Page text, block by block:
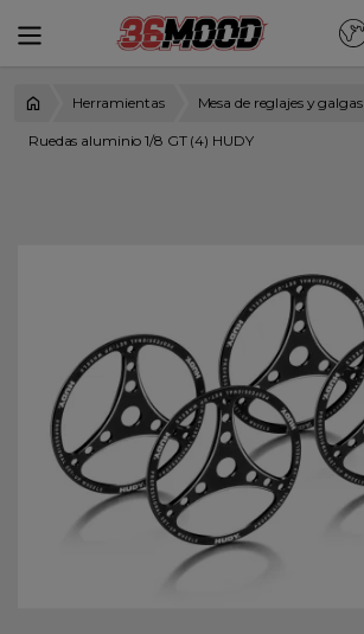
Herramientas Mesa de reglajes y galgas
Ruedas aluminio 1/8 GT (4) HUDY